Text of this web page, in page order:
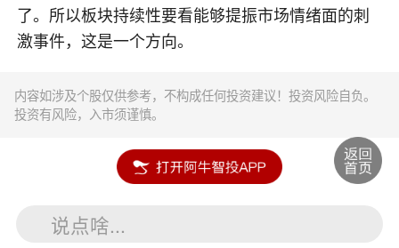
了。所以板块持续性要看能够提振市场情绪面的刺
激事件，这是一个方向。
内容如涉及个股仅供参考，不构成任何投资建议！投资风险自负。
投资有风险，入市须谨慎。
说点啥...